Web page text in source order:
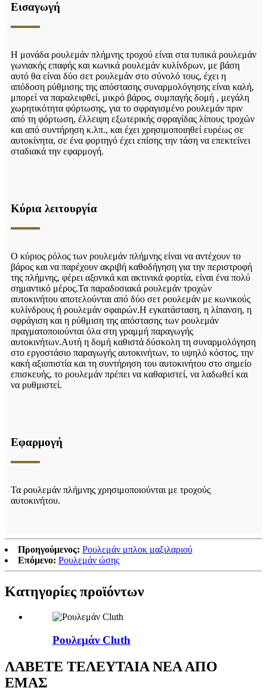
Εισαγωγή
Η μονάδα ρουλεμάν πλήμνης τροχού είναι στα τυπικά ρουλεμάν
γωνιακής επαφής και κωνικά ρουλεμάν κυλίνδρων, με βάση
αυτό θα είναι δύο σετ ρουλεμάν στο σύνολό τους, έχει η
απόδοση ρύθμισης της απόστασης συναρμολόγησης είναι καλή,
μπορεί να παραλειφθεί, μικρό βάρος, συμπαγής δομή , μεγάλη
χωρητικότητα φόρτωσης, για το σφραγισμένο ρουλεμάν πριν
από τη φόρτωση, έλλειψη εξωτερικής σφραγίδας λίπους τροχών
και από συντήρηση κ.λπ., και έχει χρησιμοποιηθεί ευρέως σε
αυτοκίνητα, σε ένα φορτηγό έχει επίσης την τάση να επεκτείνει
σταδιακά την εφαρμογή.
Κύρια λειτουργία
Ο κύριος ρόλος των ρουλεμάν πλήμνης είναι να αντέχουν το
βάρος και να παρέχουν ακριβή καθοδήγηση για την περιστροφή
της πλήμνης, φέρει αξονικά και ακτινικά φορτία, είναι ένα πολύ
σημαντικό μέρος.Τα παραδοσιακά ρουλεμάν τροχών
αυτοκινήτου αποτελούνται από δύο σετ ρουλεμάν με κωνικούς
κυλίνδρους ή ρουλεμάν σφαιρών.Η εγκατάσταση, η λίπανση, η
σφράγιση και η ρύθμιση της απόστασης των ρουλεμάν
πραγματοποιούνται όλα στη γραμμή παραγωγής
αυτοκινήτων.Αυτή η δομή καθιστά δύσκολη τη συναρμολόγηση
στο εργοστάσιο παραγωγής αυτοκινήτων, το υψηλό κόστος, την
κακή αξιοπιστία και τη συντήρηση του αυτοκινήτου στο σημείο
επισκευής, το ρουλεμάν πρέπει να καθαριστεί, να λαδωθεί και
να ρυθμιστεί.
Εφαρμογή
Τα ρουλεμάν πλήμνης χρησιμοποιούνται με τροχούς
αυτοκινήτου.
Προηγούμενος: Ρουλεμάν μπλοκ μαξιλαριού
Επόμενο: Ρουλεμάν ώσης
Κατηγορίες προϊόντων
Ρουλεμάν Cluth
ΛΑΒΕΤΕ ΤΕΛΕΥΤΑΙΑ ΝΕΑ ΑΠΟ
ΕΜΑΣ